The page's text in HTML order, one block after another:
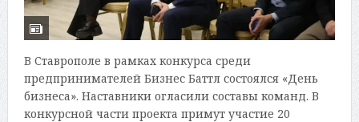
В Ставрополе в рамках конкурса среди
предпринимателей Бизнес Баттл состоялся «День
бизнеса». Наставники огласили составы команд. В
конкурсной части проекта примут участие 20